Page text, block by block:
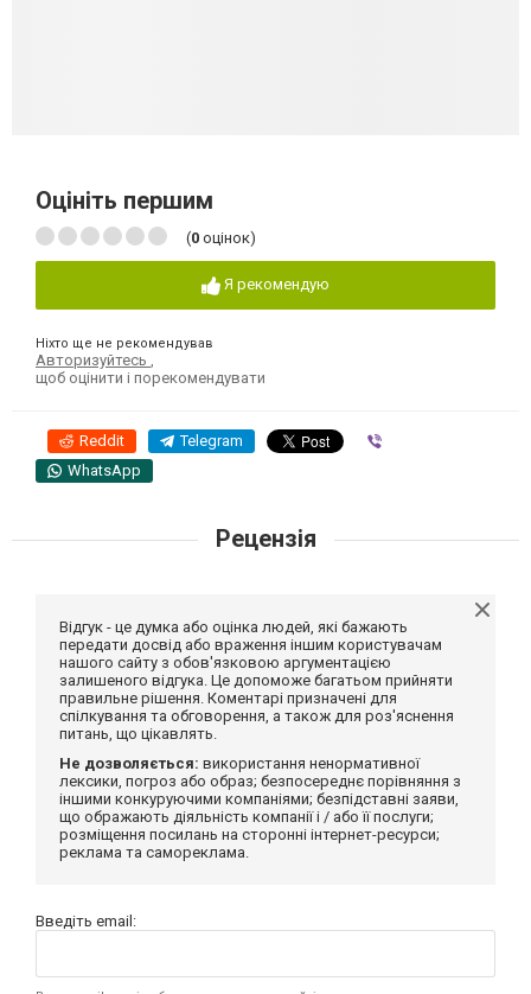
Оцініть першим
(0 оцінок)
Я рекомендую
Ніхто ще не рекомендував
Авторизуйтесь
щоб оцінити і порекомендувати
Reddit Telegram
WhatsApp
Рецензія
Відгук - це думка або оцінка людей, які бажають
передати досвід або враження іншим користувачам
нашого сайту з обов'язковою аргументацією
залишеного відгука. Це допоможе багатьом прийняти
правильне рішення. Коментарі призначені для
спілкування та обговорення, а також для роз'яснення
питань, що цікавлять.
Не дозволяється: використання ненормативної
лексики, погроз або образ; безпосереднє порівняння з
іншими конкуруючими компаніями; безпідставні заяви,
що ображають діяльність компанії і / або її послуги;
розміщення посилань на сторонні інтернет-ресурси;
реклама та самореклама.
Введіть email: